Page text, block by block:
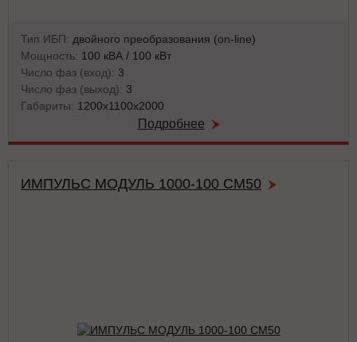
Тип ИБП: двойного преобразования (on-line)
Мощность: 100 кВА / 100 кВт
Число фаз (вход): 3
Число фаз (выход): 3
Габариты: 1200х1100х2000
Подробнее
ИМПУЛЬС МОДУЛЬ 1000-100 СМ50